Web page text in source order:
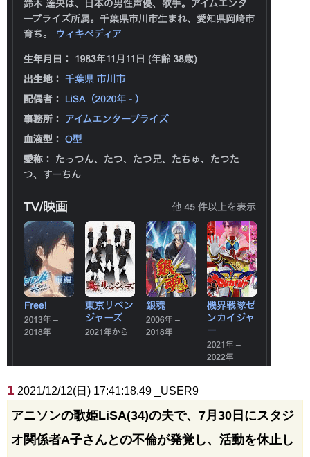
1 2021/12/12(日) 17:41:18.49 _USER9
アニソンの歌姫LiSA(34)の夫で、7月30日にスタジ
オ関係者A子さんとの不倫が発覚し、活動を休止し